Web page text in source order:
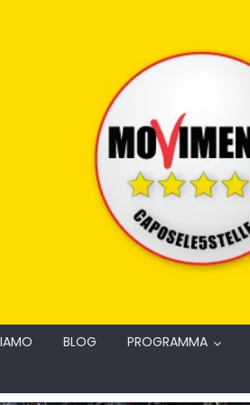
BLOG PROGRAMMA